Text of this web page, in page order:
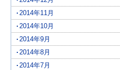
2014年11月
2014年10月
2014年9月
2014年8月
2014年7月